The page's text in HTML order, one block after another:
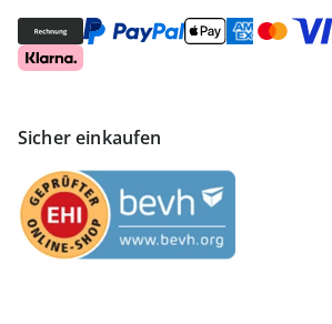
Sicher einkaufen